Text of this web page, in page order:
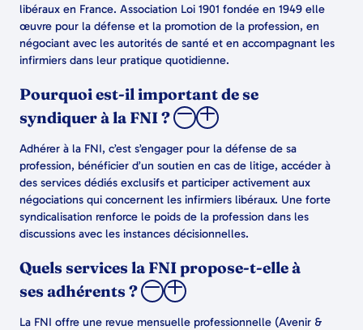
libéraux en France. Association Loi 1901 fondée en 1949 elle
œuvre pour la défense et la promotion de la profession, en
négociant avec les autorités de santé et en accompagnant les
infirmiers dans leur pratique quotidienne.
Pourquoi est-il important de se
syndiquer à la FNI ?
Adhérer à la FNI, c’est s’engager pour la défense de sa
profession, bénéficier d’un soutien en cas de litige, accéder à
des services dédiés exclusifs et participer activement aux
négociations qui concernent les infirmiers libéraux. Une forte
syndicalisation renforce le poids de la profession dans les
discussions avec les instances décisionnelles.
Quels services la FNI propose-t-elle à
ses adhérents ?
La FNI offre une revue mensuelle professionnelle (Avenir &